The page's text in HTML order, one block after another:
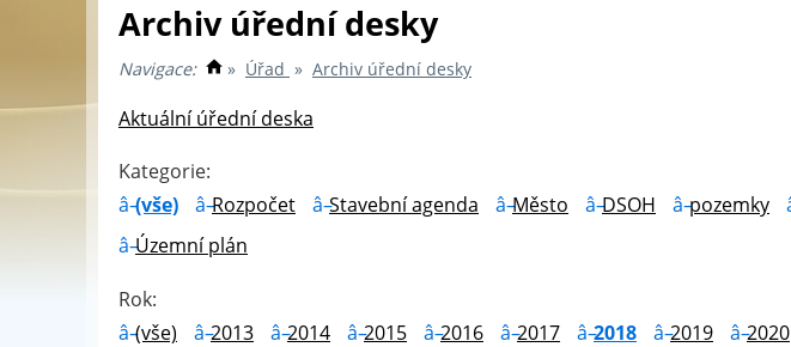
Archiv úřední desky
Navigace: » Úřad » Archiv úřední desky
Aktuální úřední deska
Kategorie:
(vše)
Rozpočet Stavební agenda Město DSOH pozemky
Územní plán
Rok:
(vše)
2013 2014 2015 2016 2017 2018 2019 2020